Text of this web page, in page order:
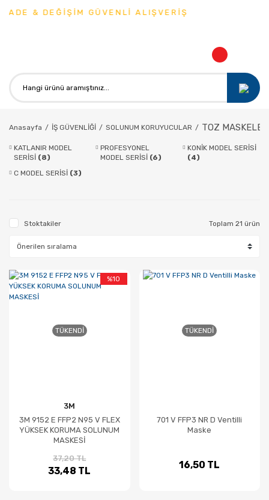
& DEĞİŞİM GÜVENLİ ALIŞVERİŞ
Anasayfa İŞ GÜVENLİĞİ SOLUNUM KORUYUCULAR TOZ
KATLANIR MODEL
SERİSİ (8)
PROFESYONEL
MODEL SERİSİ (6)
KONİK MODEL SERİSİ
(4)
C MODEL SERİSİ (3)
Stoktakiler Toplam 21 ürün
%10
TÜKENDI
3M
3M 9152 E FFP2 N95 V FLEX
YÜKSEK KORUMA SOLUNUM
MASKESİ
37,20 TL
33,48 TL
TÜKENDI
701 V FFP3 NR D Ventilli
Maske
16,50 TL